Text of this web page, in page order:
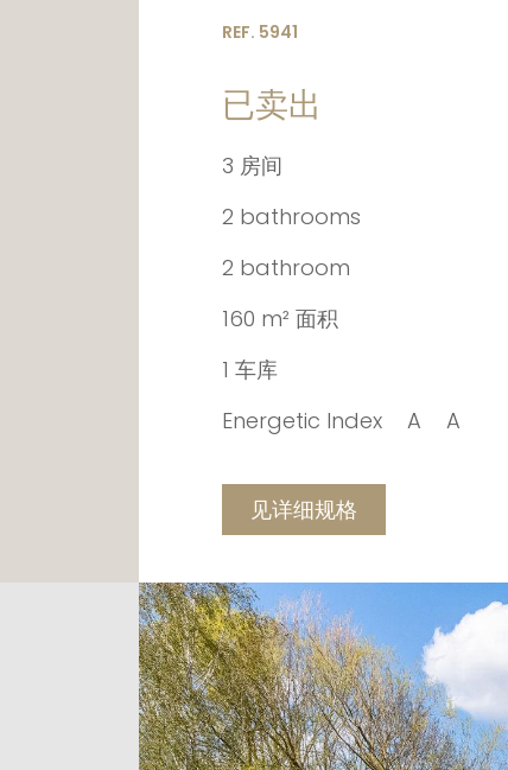
REF. 5941
已卖出
3 房间
2 bathrooms
2 bathroom
160 m² 面积
1 车库
Energetic Index
A A
见详细规格